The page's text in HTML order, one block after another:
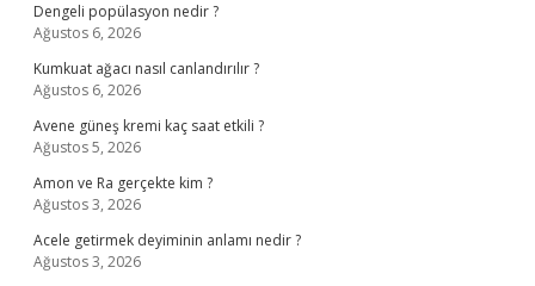
Dengeli popülasyon nedir ?
Ağustos 6, 2026
Kumkuat ağacı nasıl canlandırılır ?
Ağustos 6, 2026
Avene güneş kremi kaç saat etkili ?
Ağustos 5, 2026
Amon ve Ra gerçekte kim ?
Ağustos 3, 2026
Acele getirmek deyiminin anlamı nedir ?
Ağustos 3, 2026